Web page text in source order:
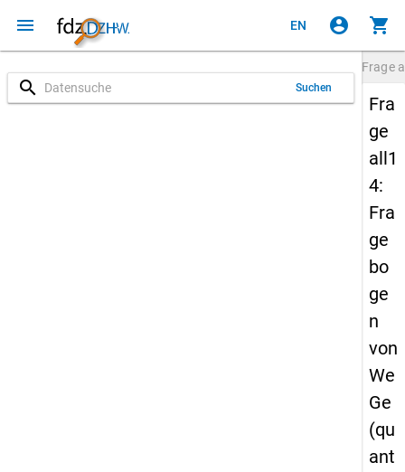
menu EN account_circle shopping_cart
search Suchen
Frage
Fra
ge
all1
4:
Fra
ge
bo
ge
n
von
We
Ge
(qu
ant